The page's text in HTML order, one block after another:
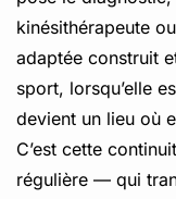
kinésithérapeute
adaptée construit
sport, lorsqu’elle
devient un lieu où
C’est cette
régulière — qui